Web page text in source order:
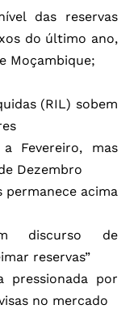
das reservas
do último ano,
Moçambique;
(RIL) sobem
Fevereiro, mas
Dezembro
acima
discurso de
reservas”
pressionada por
no mercado